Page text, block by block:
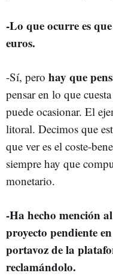
-Lo que ocurre es
euros.
-Sí, pero hay que
pensar en lo que
puede ocasionar. El
litoral. Decimos que
que ver es el coste-
siempre hay que
monetario.
-Ha hecho mención
proyecto pendiente
portavoz de la
reclamándolo.